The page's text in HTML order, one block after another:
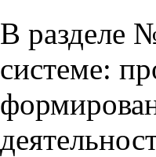
В разделе
системе: